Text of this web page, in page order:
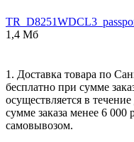
1,4 Мб
1. Доставка товара по
бесплатно при сумме
осуществляется в
сумме заказа менее 6 000
самовывозом.